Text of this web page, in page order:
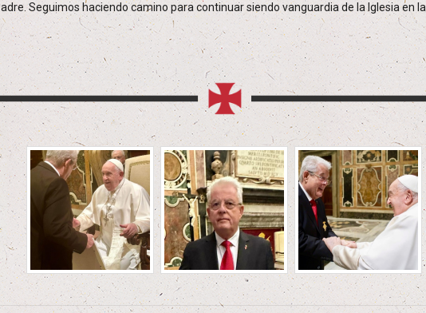
Seguimos haciendo camino para continuar siendo vanguardia de la Iglesia en la